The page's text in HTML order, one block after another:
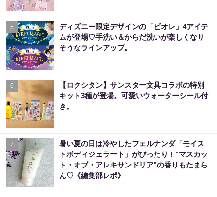
5
ディズニー限定デザインの「ビオレ」4アイテ
ムが登場♡手洗い＆からだ洗いが楽しくなり
そうなラインアップ。
6
【ロクシタン】サンスター文具コラボの特別
キット3種が登場。可愛いウォーターシール付
き。
7
暑い夏の日は冷やしたフェルナンダ「モイス
トボディジェラート」がぴったり！"マスカッ
ト・オブ・アレキサンドリア"の香りもたまら
ん♡《編集部レポ》